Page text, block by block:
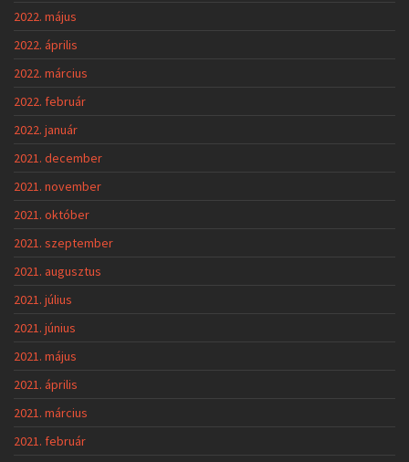
2021. július
2021. június
2021. május
2021. április
2021. március
2021. február
2021. január
2020. december
2020. november
2020. október
2020. szeptember
2020. augusztus
2020. július
2020. június
2020. május
2020. április